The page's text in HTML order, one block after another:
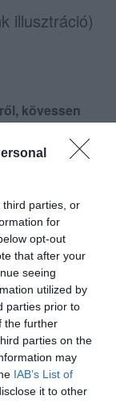
third parties, or
for
opt-out
that after your
seeing
utilized by
parties prior to
the further
parties on the
may
IAB’s List of
it to other
illusztráció)
kövessen
oldalán!
KEVESEBB HÁZI